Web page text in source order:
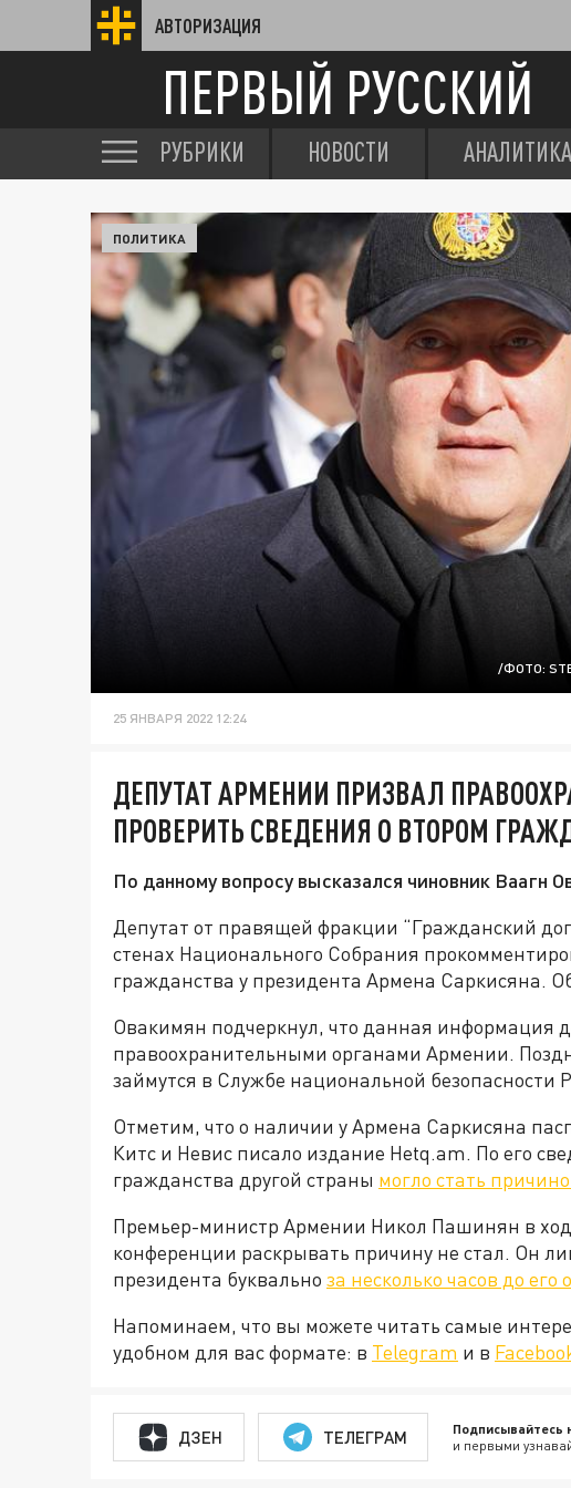
АВТОРИЗАЦИЯ
ПЕРВЫЙ РУССКИЙ
РУБРИКИ НОВОСТИ АНАЛИТИКА
/ФОТО:
ПОЛИТИКА
25 ЯНВАРЯ 2022 12:24
ДЕПУТАТ АРМЕНИИ ПРИЗВАЛ
ПРОВЕРИТЬ СВЕДЕНИЯ О ВТОРОМ
По данному вопросу высказался чиновник Ваагн
Депутат от правящей фракции “Гражданский
стенах Национального Собрания
гражданства у президента Армена Саркисяна.
Овакимян подчеркнул, что данная информация
правоохранительными органами Армении.
займутся в Службе национальной безопасности
Отметим, что о наличии у Армена Саркисяна
Китс и Невис писало издание Hetq.am. По его
гражданства другой страны могло стать
Премьер-министр Армении Никол Пашинян в
конференции раскрывать причину не стал. Он
президента буквально за несколько часов до его
Напоминаем, что вы можете читать самые
удобном для вас формате: в Telegram и в
ДЗЕН ТЕЛЕГРАМ Подписывайтесь
и первыми